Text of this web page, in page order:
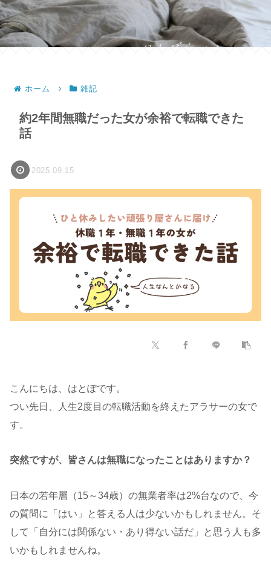
ホーム 雑記
約2年間無職だった女が余裕で転職できた
話
2025.09.15
こんにちは、はとぽです。
つい先日、人生2度目の転職活動を終えたアラサーの女で
す。
突然ですが、皆さんは無職になったことはありますか？
日本の若年層（15～34歳）の無業者率は2%台なので、今
の質問に「はい」と答える人は少ないかもしれません。そ
して「自分には関係ない・あり得ない話だ」と思う人も多
いかもしれませんね。